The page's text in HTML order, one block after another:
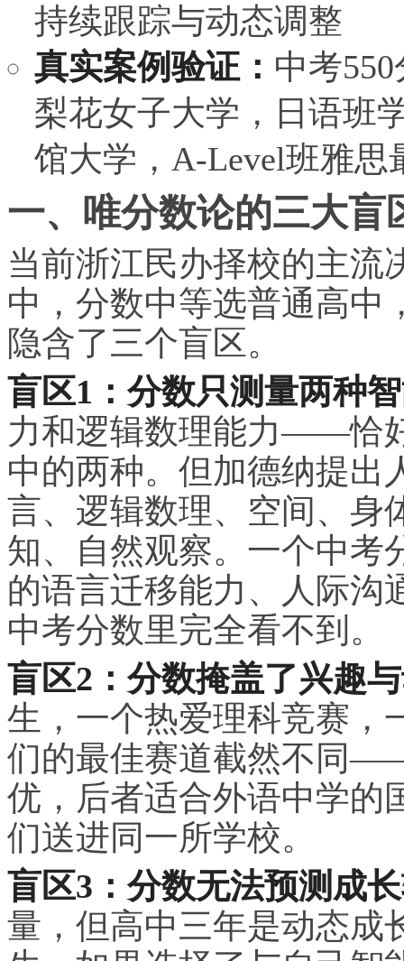
持续跟踪与动态调整
真实案例验证： 中考
梨花女子大学，日语班
馆大学，A-Level班雅思
一、唯分数论的三大盲
当前浙江民办择校的主流
中，分数中等选普通高中
隐含了三个盲区。
盲区1：分数只测量两种
力和逻辑数理能力——恰
中的两种。但加德纳提出
言、逻辑数理、空间、身
知、自然观察。一个中考
的语言迁移能力、人际沟
中考分数里完全看不到。
盲区2：分数掩盖了兴趣
生，一个热爱理科竞赛，
们的最佳赛道截然不同
优，后者适合外语中学的
们送进同一所学校。
盲区3：分数无法预测成
量，但高中三年是动态成